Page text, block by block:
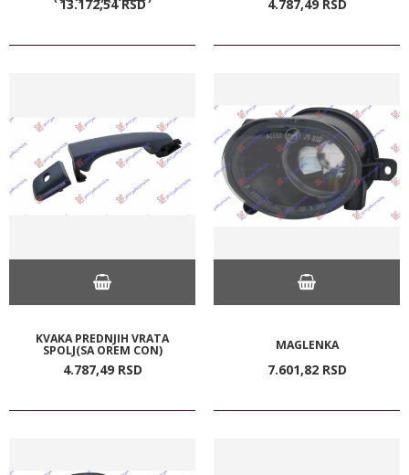
13.172,54 RSD 4.787,49 RSD
KVAKA PREDNJIH VRATA
SPOLJ(SA OREM CON)
4.787,49 RSD
MAGLENKA
7.601,82 RSD